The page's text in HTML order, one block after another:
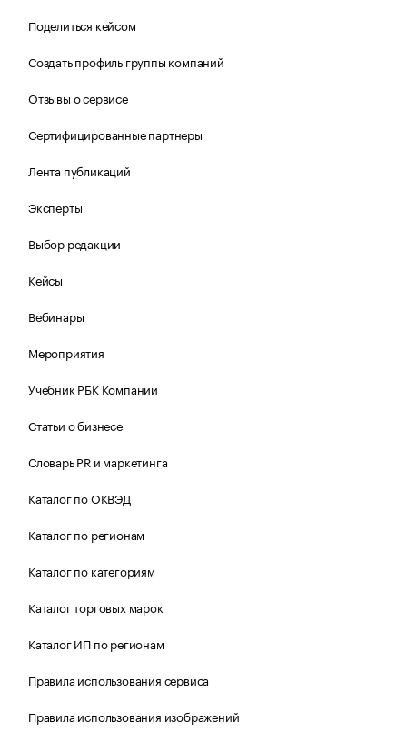
Поделиться кейсом
Создать профиль группы компаний
Отзывы о сервисе
Сертифицированные партнеры
Лента публикаций
Эксперты
Выбор редакции
Кейсы
Вебинары
Мероприятия
Учебник РБК Компании
Статьи о бизнесе
Словарь PR и маркетинга
Каталог по ОКВЭД
Каталог по регионам
Каталог по категориям
Каталог торговых марок
Каталог ИП по регионам
Правила использования сервиса
Правила использования изображений